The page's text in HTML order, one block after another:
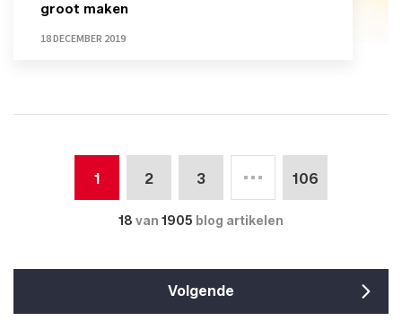
groot maken
18 DECEMBER 2019
1 2 3 106
18 van 1905 blog artikelen
Volgende